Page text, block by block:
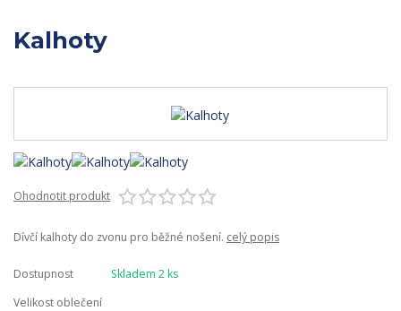
Kalhoty
Ohodnotit produkt
Dívčí kalhoty do zvonu pro běžné nošení. celý popis
Dostupnost
Skladem 2 ks
Velikost oblečení